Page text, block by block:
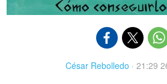
César Rebolledo · 21:29